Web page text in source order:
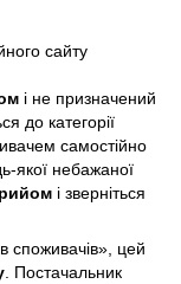
сайту
і не призначений
до категорії
самостійно
якої небажаної
і зверніться
споживачів», цей
. Постачальник